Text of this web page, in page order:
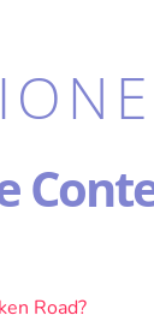
Road?